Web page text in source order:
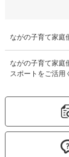
ながの子育て家庭
ながの子育て家庭
スポートをご活用